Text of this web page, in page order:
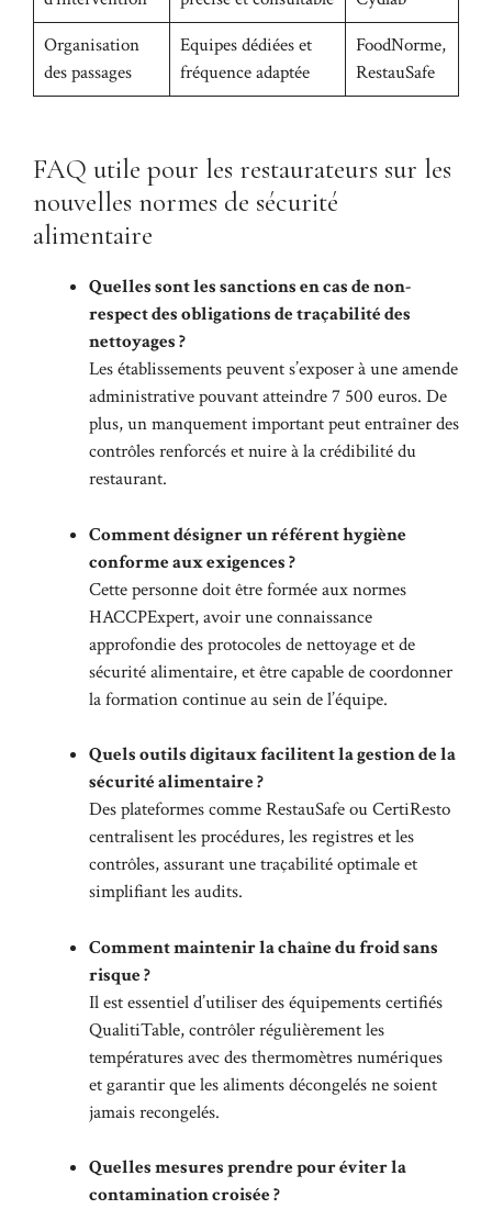
Organisation
des passages
Equipes dédiées et
fréquence adaptée
FoodNorme,
RestauSafe
FAQ utile pour les restaurateurs sur les
nouvelles normes de sécurité
alimentaire
Quelles sont les sanctions en cas de non-
respect des obligations de traçabilité des
nettoyages ?
Les établissements peuvent s’exposer à une amende
administrative pouvant atteindre 7 500 euros. De
plus, un manquement important peut entraîner des
contrôles renforcés et nuire à la crédibilité du
restaurant.
Comment désigner un référent hygiène
conforme aux exigences ?
Cette personne doit être formée aux normes
HACCPExpert, avoir une connaissance
approfondie des protocoles de nettoyage et de
sécurité alimentaire, et être capable de coordonner
la formation continue au sein de l’équipe.
Quels outils digitaux facilitent la gestion de la
sécurité alimentaire ?
Des plateformes comme RestauSafe ou CertiResto
centralisent les procédures, les registres et les
contrôles, assurant une traçabilité optimale et
simplifiant les audits.
Comment maintenir la chaîne du froid sans
risque ?
Il est essentiel d’utiliser des équipements certifiés
QualitiTable, contrôler régulièrement les
températures avec des thermomètres numériques
et garantir que les aliments décongelés ne soient
jamais recongelés.
Quelles mesures prendre pour éviter la
contamination croisée ?